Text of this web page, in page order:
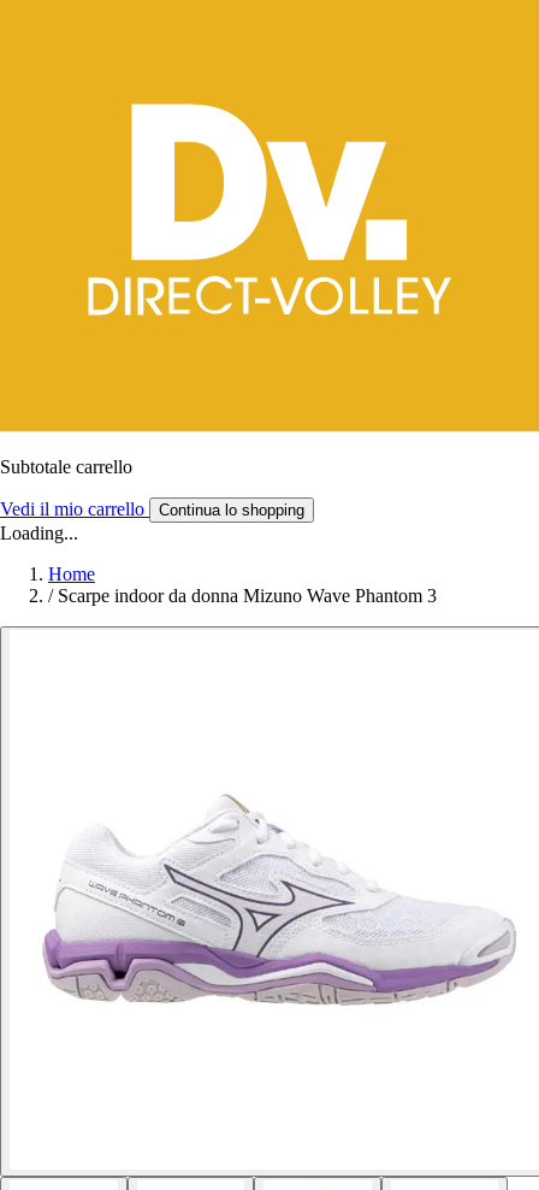
Subtotale carrello
Vedi il mio carrello Continua lo shopping
Loading...
Home
/ Scarpe indoor da donna Mizuno Wave Phantom 3